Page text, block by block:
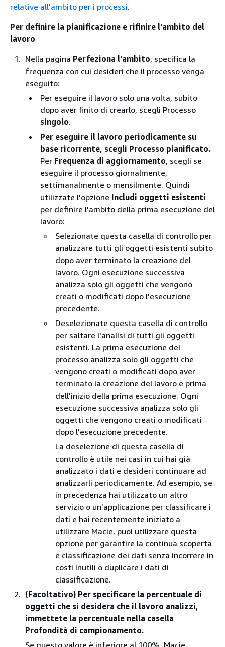
relative all'ambito per i processi.
Per definire la pianificazione e rifinire l'ambito del
lavoro
Nella pagina Perfeziona l'ambito, specifica la
frequenza con cui desideri che il processo venga
eseguito:
Per eseguire il lavoro solo una volta, subito
dopo aver finito di crearlo, scegli Processo
singolo.
Per eseguire il lavoro periodicamente su
base ricorrente, scegli Processo pianificato.
Per Frequenza di aggiornamento, scegli se
eseguire il processo giornalmente,
settimanalmente o mensilmente. Quindi
utilizzate l'opzione Includi oggetti esistenti
per definire l'ambito della prima esecuzione del
lavoro:
Selezionate questa casella di controllo per
analizzare tutti gli oggetti esistenti subito
dopo aver terminato la creazione del
lavoro. Ogni esecuzione successiva
analizza solo gli oggetti che vengono
creati o modificati dopo l'esecuzione
precedente.
Deselezionate questa casella di controllo
per saltare l'analisi di tutti gli oggetti
esistenti. La prima esecuzione del
processo analizza solo gli oggetti che
vengono creati o modificati dopo aver
terminato la creazione del lavoro e prima
dell'inizio della prima esecuzione. Ogni
esecuzione successiva analizza solo gli
oggetti che vengono creati o modificati
dopo l'esecuzione precedente.
La deselezione di questa casella di
controllo è utile nei casi in cui hai già
analizzato i dati e desideri continuare ad
analizzarli periodicamente. Ad esempio, se
in precedenza hai utilizzato un altro
servizio o un'applicazione per classificare i
dati e hai recentemente iniziato a
utilizzare Macie, puoi utilizzare questa
opzione per garantire la continua scoperta
e classificazione dei dati senza incorrere in
costi inutili o duplicare i dati di
classificazione.
(Facoltativo) Per specificare la percentuale di
oggetti che si desidera che il lavoro analizzi,
immettete la percentuale nella casella
Profondità di campionamento.
Se questo valore è inferiore al 100%, Macie